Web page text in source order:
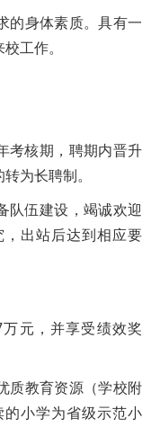
的身体素质。具有一
工作。
考核期，聘期内晋升
为长聘制。
队伍建设，竭诚欢迎
出站后达到相应要
元，并享受绩效奖
质教育资源（学校附
小学为省级示范小